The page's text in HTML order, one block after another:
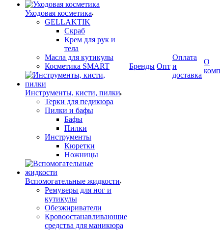
Уходовая косметика
GELLAKTIK
Скраб
Крем для рук и
тела
Масла для кутикулы
Косметика SMART
Инструменты, кисти, пилки
Терки для педикюра
Пилки и бафы
Бафы
Пилки
Инструменты
Кюретки
Ножницы
Вспомогательные жидкости
Ремуверы для ног и
кутикулы
Обезжириватели
Кровоостанавливающие
средства для маникюра
Бренды Опт
Оплата
и
доставка
О